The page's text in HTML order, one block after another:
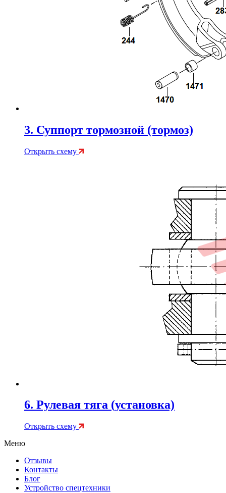
3. Суппорт тормозной (тормоз)
Открыть схему
6. Рулевая тяга (установка)
Открыть схему
Меню
Отзывы
Контакты
Блог
Устройство спецтехники